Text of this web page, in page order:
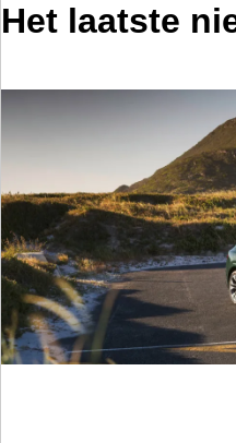
Het laatste